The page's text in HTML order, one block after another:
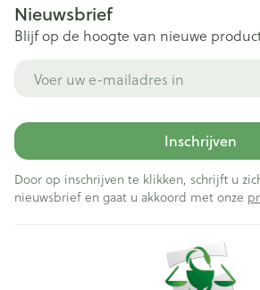
Nieuwsbrief
Blijf op de hoogte van nieuwe
Inschrijven
Door op inschrijven te klikken, schrijft u
nieuwsbrief en gaat u akkoord met onze